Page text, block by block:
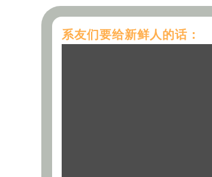
系友们要给新鲜人的话：